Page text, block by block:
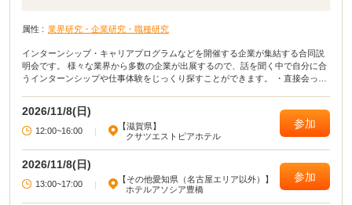
属性 : 業界研究・企業研究・職種研究
インターンシップ・キャリアプログラムなどを開催する企業が集結する合同説
明会です。 様々な業界から多数の企業が出展するので、話を聞く中で自分に合
うインターンシップや仕事体験をじっくり探すことができます。 ・直接会って
2026/11/8(日)
12:00~16:00 |
【滋賀県】
クサツエストピアホテル
参加
2026/11/8(日)
13:00~17:00 |
【その他愛知県（名古屋エリア以外）】
ホテルアソシア豊橋
参加